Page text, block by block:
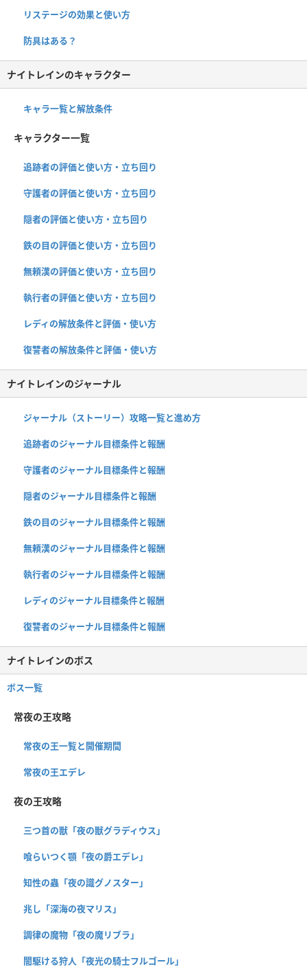
リステージの効果と使い方
防具はある？
ナイトレインのキャラクター
キャラ一覧と解放条件
キャラクター一覧
追跡者の評価と使い方・立ち回り
守護者の評価と使い方・立ち回り
隠者の評価と使い方・立ち回り
鉄の目の評価と使い方・立ち回り
無頼漢の評価と使い方・立ち回り
執行者の評価と使い方・立ち回り
レディの解放条件と評価・使い方
復讐者の解放条件と評価・使い方
ナイトレインのジャーナル
ジャーナル（ストーリー）攻略一覧と進め方
追跡者のジャーナル目標条件と報酬
守護者のジャーナル目標条件と報酬
隠者のジャーナル目標条件と報酬
鉄の目のジャーナル目標条件と報酬
無頼漢のジャーナル目標条件と報酬
執行者のジャーナル目標条件と報酬
レディのジャーナル目標条件と報酬
復讐者のジャーナル目標条件と報酬
ナイトレインのボス
ボス一覧
常夜の王攻略
常夜の王一覧と開催期間
常夜の王エデレ
夜の王攻略
三つ首の獣「夜の獣グラディウス」
喰らいつく顎「夜の爵エデレ」
知性の蟲「夜の識グノスター」
兆し「深海の夜マリス」
調律の魔物「夜の魔リブラ」
闇駆ける狩人「夜光の騎士フルゴール」